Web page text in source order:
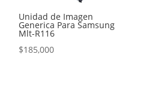
Unidad de Imagen
Generica Para Samsung
Mlt-R116
$185,000